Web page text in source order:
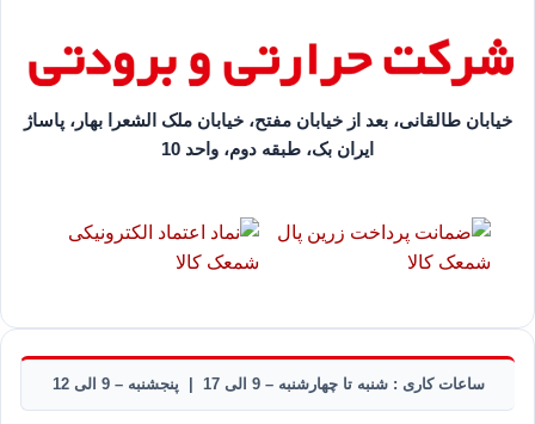
خیابان طالقانی، بعد از خیابان مفتح، خیابان ملک الشعرا بهار، پاساژ
ایران بک، طبقه دوم، واحد 10
ساعات کاری : شنبه تا چهارشنبه – 9 الی 17 | پنجشنبه – 9 الی 12